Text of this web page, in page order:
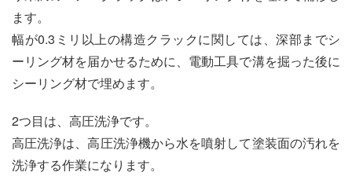
ます。
幅が0.3ミリ以上の構造クラックに関しては、深部までシ
ーリング材を届かせるために、電動工具で溝を掘った後に
シーリング材で埋めます。
2つ目は、高圧洗浄です。
高圧洗浄は、高圧洗浄機から水を噴射して塗装面の汚れを
洗浄する作業になります。